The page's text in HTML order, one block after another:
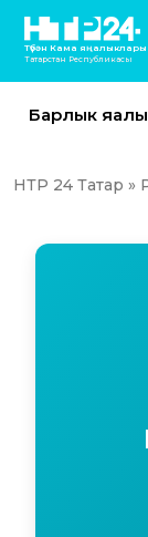
Түбән Кама яңалыклары
Татарстан Республикасы
Барлык
НТР 24 Татар »